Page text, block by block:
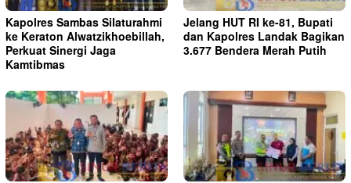
Kapolres Sambas Silaturahmi
ke Keraton Alwatzikhoebillah,
Perkuat Sinergi Jaga
Kamtibmas
Jelang HUT RI ke-81, Bupati
dan Kapolres Landak Bagikan
3.677 Bendera Merah Putih